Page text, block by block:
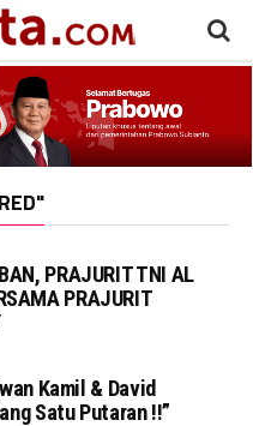
PRAJURIT TNI AL
PRAJURIT
Kamil & David
Satu Putaran !!”